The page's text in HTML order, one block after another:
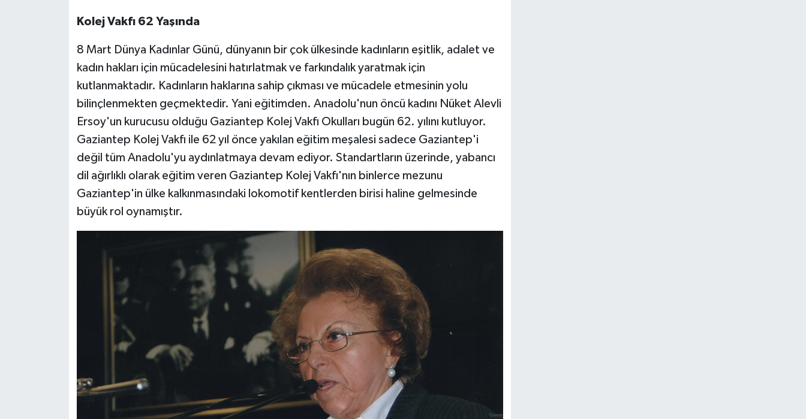
Kolej Vakfı 62 Yaşında
8 Mart Dünya Kadınlar Günü, dünyanın bir çok ülkesinde kadınların eşitlik, adalet ve
kadın hakları için mücadelesini hatırlatmak ve farkındalık yaratmak için
kutlanmaktadır. Kadınların haklarına sahip çıkması ve mücadele etmesinin yolu
bilinçlenmekten geçmektedir. Yani eğitimden. Anadolu'nun öncü kadını Nüket Alevli
Ersoy'un kurucusu olduğu Gaziantep Kolej Vakfı Okulları bugün 62. yılını kutluyor.
Gaziantep Kolej Vakfı ile 62 yıl önce yakılan eğitim meşalesi sadece Gaziantep'i
değil tüm Anadolu'yu aydınlatmaya devam ediyor. Standartların üzerinde, yabancı
dil ağırlıklı olarak eğitim veren Gaziantep Kolej Vakfı'nın binlerce mezunu
Gaziantep'in ülke kalkınmasındaki lokomotif kentlerden birisi haline gelmesinde
büyük rol oynamıştır.